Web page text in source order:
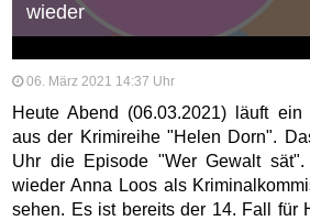
wieder
06. März 2021 14:37 Uhr
Heute Abend (06.03.2021) läuft ein
aus der Krimireihe "Helen Dorn".
Uhr die Episode "Wer Gewalt
wieder Anna Loos als
sehen. Es ist bereits der 14. Fall für